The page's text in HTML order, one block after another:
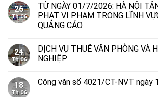
26
Th 06
TỪ NGÀY 01/7/2026: HÀ NỘI
PHẠT VI PHẠM TRONG LĨNH
QUẢNG CÁO
24
Th 06
DỊCH VỤ THUÊ VĂN PHÒNG VÀ
NGHIỆP
18
Th 06
Công văn số 4021/CT-NVT ngày